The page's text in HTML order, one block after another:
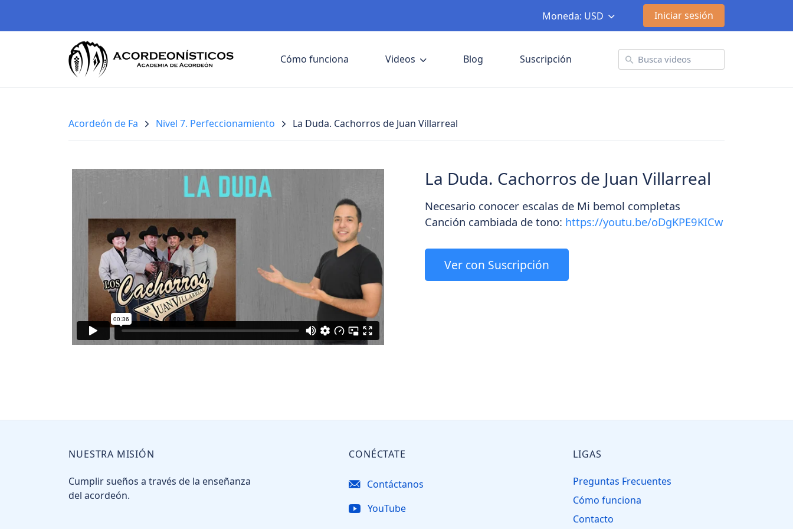
Moneda: USD Iniciar sesión
Cómo funciona Videos Blog Suscripción
Acordeón de Fa Nivel 7. Perfeccionamiento La Duda. Cachorros de Juan Villarreal
La Duda. Cachorros de Juan Villarreal
Necesario conocer escalas de Mi bemol completas
Canción cambiada de tono: https://youtu.be/oDgKPE9KICw
Ver con Suscripción
NUESTRA MISIÓN
Cumplir sueños a través de la enseñanza
del acordeón.
CONÉCTATE
Contáctanos
YouTube
LIGAS
Preguntas Frecuentes
Cómo funciona
Contacto